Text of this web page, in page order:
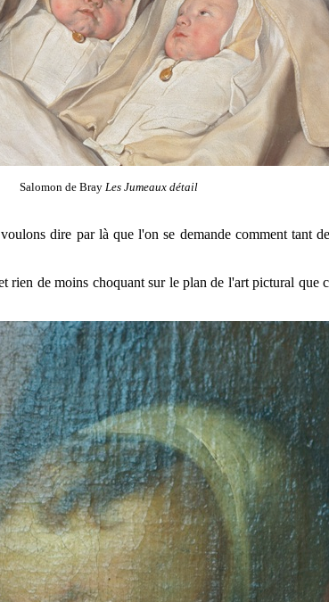
Salomon de Bray Les Jumeaux détail
dire par là que l'on se demande comment tant
de moins choquant sur le plan de l'art pictural que